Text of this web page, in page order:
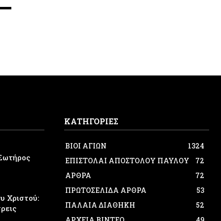
Χριστού:
ΚΑΤΗΓΟΡΙΕΣ
ΒΙΟΙ ΑΓΙΩΝ
1324
ΕΠΙΣΤΟΛΑΙ ΑΠΟΣΤΟΛΟΥ ΠΑΥΛΟΥ
72
ΑΡΘΡΑ
72
ΠΡΩΤΟΣΕΛΙΔΑ ΑΡΘΡΑ
53
ΠΑΛΑΙΑ ΔΙΑΘΗΚΗ
52